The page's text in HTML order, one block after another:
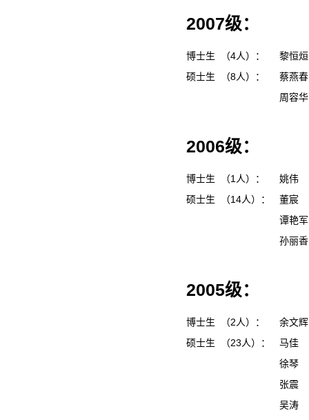
2007级：
博士生 （4人）：
黎恒
硕士生 （8人）：
蔡燕
周容
2006级：
博士生 （1人）：
姚伟
硕士生 （14人）：
董宸
谭艳
孙丽
2005级：
博士生 （2人）：
余文
硕士生 （23人）：
马佳
徐琴
张震
吴涛